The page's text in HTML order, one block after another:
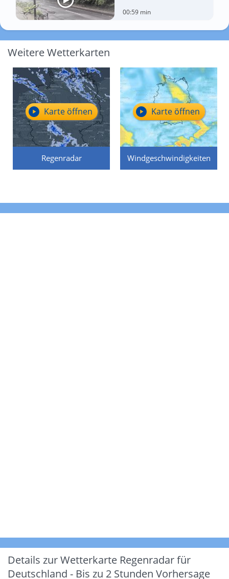
00:59 min
Weitere Wetterkarten
Regenradar
Karte öffnen
Windgeschwindigkeiten
Karte öffnen
Details zur Wetterkarte Regenradar für
Deutschland - Bis zu 2 Stunden Vorhersage